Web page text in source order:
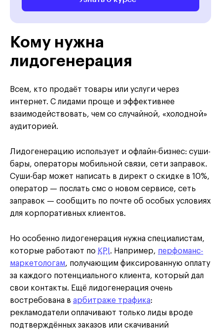
Кому нужна
лидогенерация
Всем, кто продаёт товары или услуги через
интернет. С лидами проще и эффективнее
взаимодействовать, чем со случайной, «холодной»
аудиторией.
Лидогенерацию использует и офлайн-бизнес: суши-
бары, операторы мобильной связи, сети заправок.
Суши-бар может написать в директ о скидке в 10%,
оператор — послать смс о новом сервисе, сеть
заправок — сообщить по почте об особых условиях
для корпоративных клиентов.
Но особенно лидогенерация нужна специалистам,
которые работают по KPI . Например, перфоманс-
маркетологам, получающим фиксированную оплату
за каждого потенциального клиента, который дал
свои контакты. Ещё лидогенерация очень
востребована в арбитраже трафика:
рекламодатели оплачивают только лиды вроде
подтверждённых заказов или скачиваний